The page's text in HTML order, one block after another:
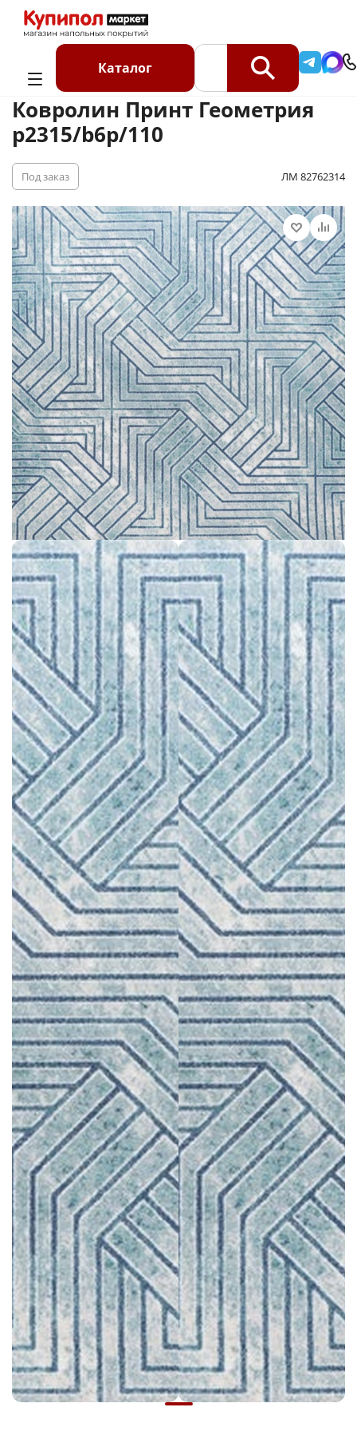
Каталог
Каталог Ковролин Ковролин на отрез
Ковролин Принт Геометрия p2315/b6p/110
Ковролин Принт Геометрия
p2315/b6p/110
ЛМ 82762314
Под заказ